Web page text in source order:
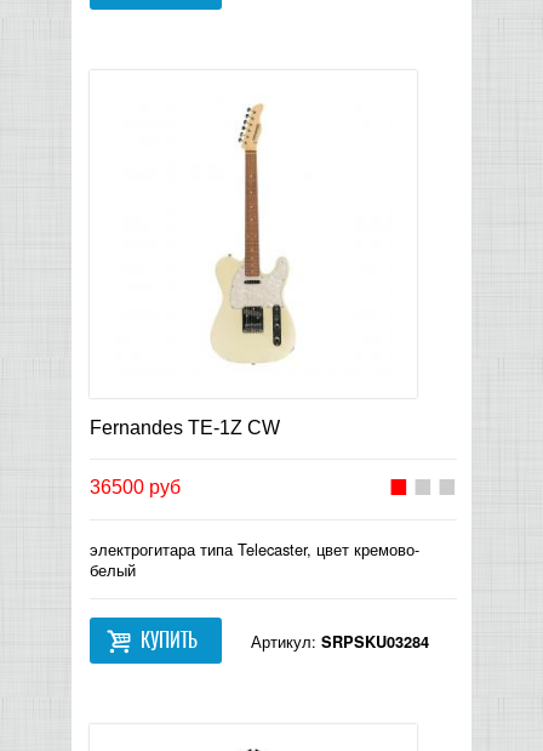
Fernandes TE-1Z CW
36500 руб
электрогитара типа Telecaster, цвет кремово-
белый
КУПИТЬ Артикул: SRPSKU03284